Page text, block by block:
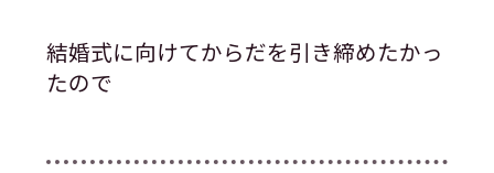
結婚式に向けてからだを引き締めたかっ
たので